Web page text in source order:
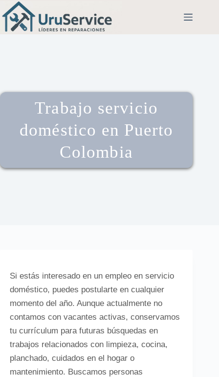
Trabajo servicio
doméstico en Puerto
Colombia
Si estás interesado en un empleo en servicio
doméstico, puedes postularte en cualquier
momento del año. Aunque actualmente no
contamos con vacantes activas, conservamos
tu currículum para futuras búsquedas en
trabajos relacionados con limpieza, cocina,
planchado, cuidados en el hogar o
mantenimiento. Buscamos personas